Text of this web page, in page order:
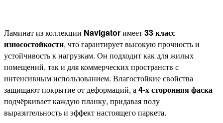
Ламинат из коллекции Navigatorимеет33 класс
износостойкости, что гарантирует высокую прочность и
устойчивость к нагрузкам. Он подходит как для жилых
помещений, так и для коммерческих пространств с
интенсивным использованием. Влагостойкие свойства
защищают покрытие от деформаций, а4-х сторонняя фаска
подчёркивает каждую планку, придавая полу
выразительность и эффект настоящего паркета.